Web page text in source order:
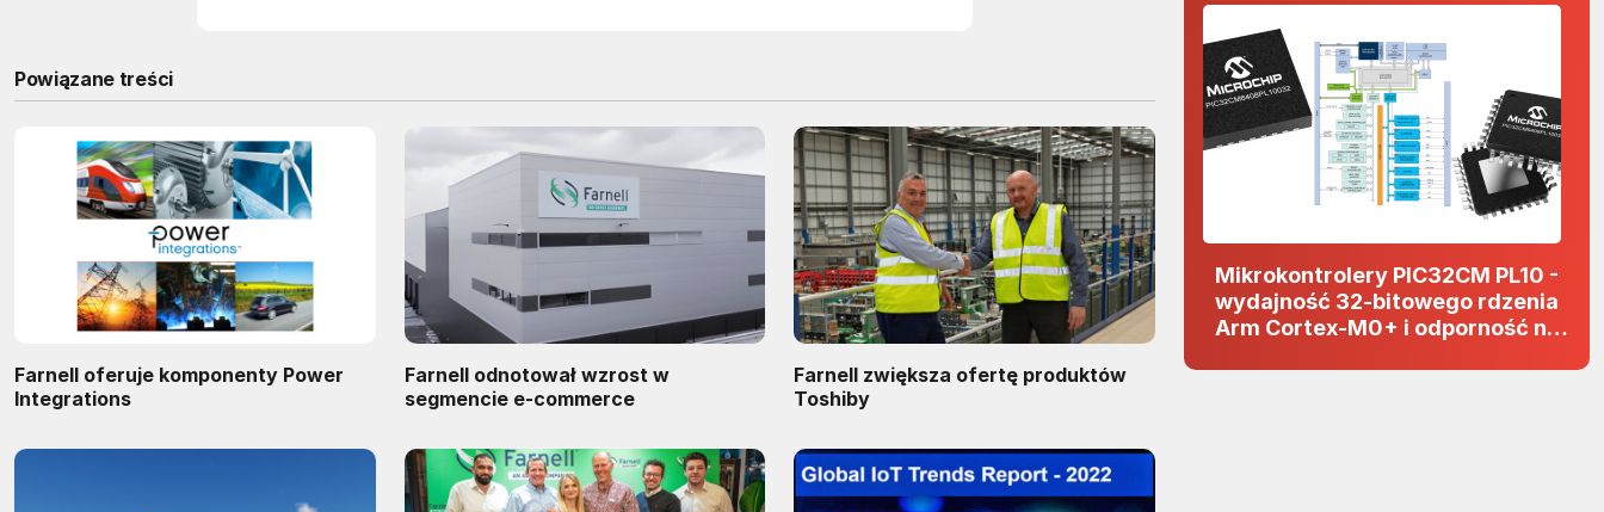
Powiązane treści
Farnell oferuje komponenty Power
Integrations
Farnell odnotował wzrost w
segmencie e-commerce
Farnell zwiększa ofertę produktów
Toshiby
Mikrokontrolery PIC32CM PL10 -
wydajność 32-bitowego rdzenia
Arm Cortex-M0+ i odporność na